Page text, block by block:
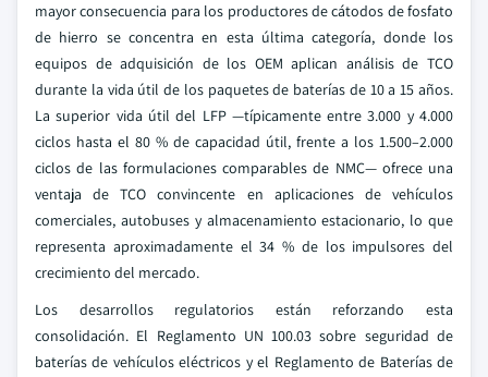
mayor consecuencia para los productores de cátodos de fosfato
de hierro se concentra en esta última categoría, donde los
equipos de adquisición de los OEM aplican análisis de TCO
durante la vida útil de los paquetes de baterías de 10 a 15 años.
La superior vida útil del LFP —típicamente entre 3.000 y 4.000
ciclos hasta el 80 % de capacidad útil, frente a los 1.500–2.000
ciclos de las formulaciones comparables de NMC— ofrece una
ventaja de TCO convincente en aplicaciones de vehículos
comerciales, autobuses y almacenamiento estacionario, lo que
representa aproximadamente el 34 % de los impulsores del
crecimiento del mercado.
Los desarrollos regulatorios están reforzando esta
consolidación. El Reglamento UN 100.03 sobre seguridad de
baterías de vehículos eléctricos y el Reglamento de Baterías de